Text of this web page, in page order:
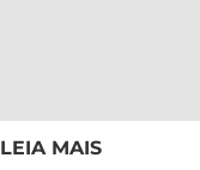
LEIA MAIS